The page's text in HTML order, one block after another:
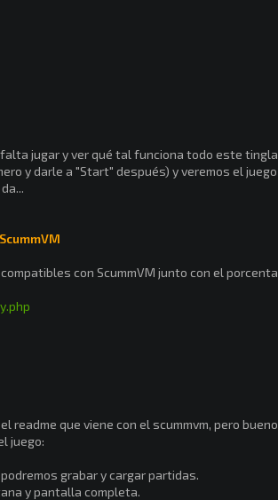
jugar y ver qué tal funciona todo este
y darle a "Start" después) y veremos el
con ScummVM junto con el
readme que viene con el scummvm, pero
juego:
grabar y cargar partidas.
y pantalla completa.